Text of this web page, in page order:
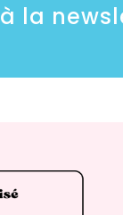
la